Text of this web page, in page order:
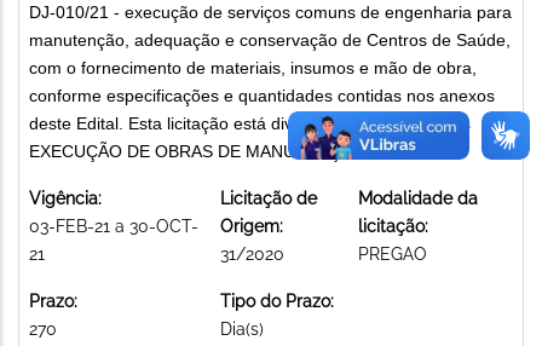
DJ-010/21 - execução de serviços comuns de engenharia para
manutenção, adequação e conservação de Centros de Saúde,
com o fornecimento de materiais, insumos e mão de obra,
conforme especificações e quantidades contidas nos anexos
deste Edital. Esta licitação está dividida em 06 (seis) lotes
EXECUÇÃO DE OBRAS DE MANUTENÇÃO
Vigência:
03-FEB-21 a 30-OCT-
21
Licitação de
Origem:
31/2020
Modalidade da
licitação:
PREGAO
Prazo:
270
Tipo do Prazo:
Dia(s)